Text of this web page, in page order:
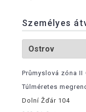
Személyes
Průmyslová zóna II
Túlméretes
Dolní Žďár 104